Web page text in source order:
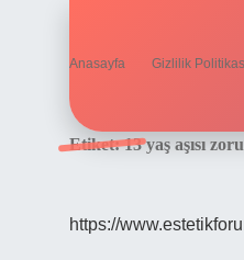
Anasayfa Gizlilik
Etiket:13 yaş aşısı
https://